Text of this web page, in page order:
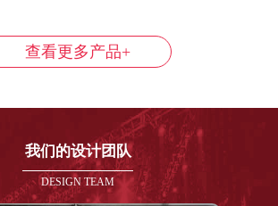
查看更多产品+
我们的设计团队
DESIGN TEAM